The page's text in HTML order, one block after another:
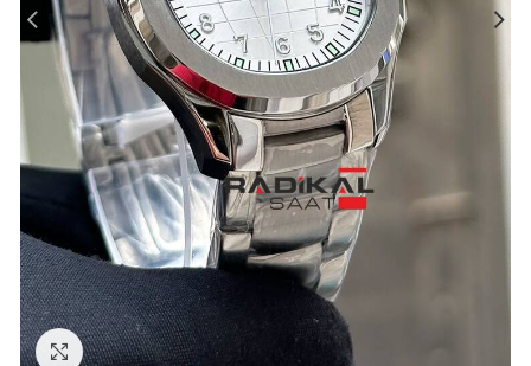
Görseli Büyütün